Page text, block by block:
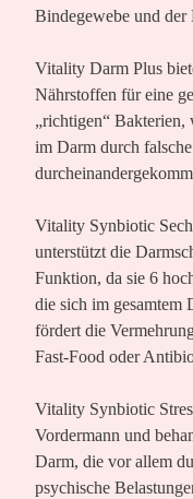
Bindegewebe und
Vitality Darm Plus
Nährstoffen für eine
„richtigen“
im Darm durch
Vitality Synbiotic
unterstützt die
Funktion, da sie 6
die sich im gesamtem
fördert die
Fast-Food oder
Vitality Synbiotic
Vordermann und
Darm, die vor allem
psychische